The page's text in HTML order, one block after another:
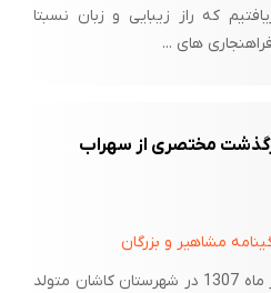
است که وسوسه سرودن چنین
که راز زیبایی و زبان نسبتا
های ...
مختصری از سهراب
مشاهیر و بزرگان
سهراب سپهری در پانزدهم مهر ماه 1307 در شهرستان کاشان متولد